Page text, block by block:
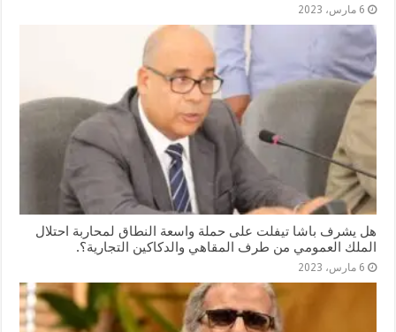
6 مارس، 2023
هل يشرف باشا تيفلت على حملة واسعة النطاق لمحاربة احتلال
الملك العمومي من طرف المقاهي والدكاكين التجارية؟.
6 مارس، 2023